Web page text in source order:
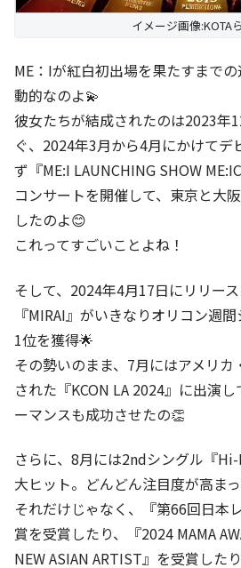
イメージ画像:KOTA
ME：Iが紅白初出場を果たすまで
動的なのよ💫
彼女たちが結成されたのは2023年
ぐ、2024年3月から4月にかけてデ
ず『ME:I LAUNCHING SHOW
コンサートを開催して、東京と大
したのよ😊
これってすごいことよね！
そして、2024年4月17日にリリー
『MIRAI』がいきなりオリコン週
1位を獲得🌟
その勢いのまま、7月にはアメリ
された『KCON LA 2024』に出演
ーマンスも成功させたの👏
さらに、8月には2ndシングル『
大ヒット。どんどん注目度が高ま
それだけじゃなく、『第66回日本
賞を受賞したり、『2024 MAMA
NEW ASIAN ARTIST』を受賞した